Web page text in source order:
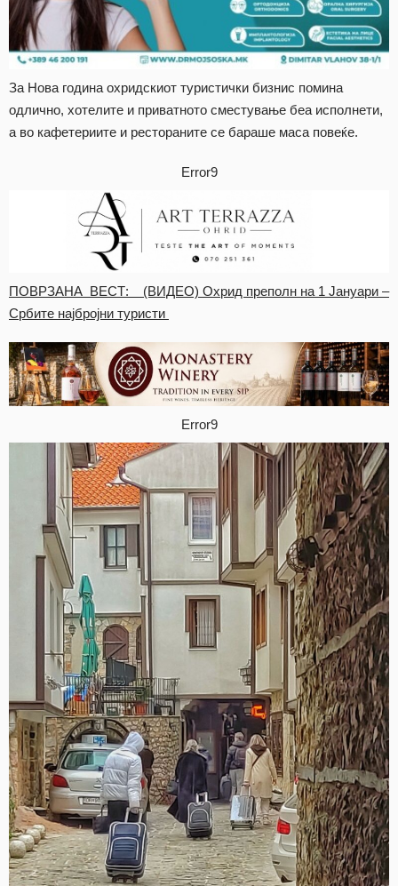
За Нова година охридскиот туристички бизнис помина
одлично, хотелите и приватното сместување беа исполнети,
а во кафетериите и рестораните се бараше маса повеќе.
Error9
ПОВРЗАНА ВЕСТ: (ВИДЕО) Охрид преполн на 1 Јануари –
Србите најбројни туристи
Error9